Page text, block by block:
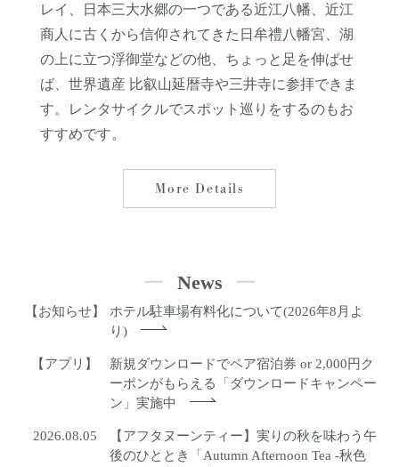
レイ、日本三大水郷の一つである近江八幡、近江
商人に古くから信仰されてきた日牟禮八幡宮、湖
の上に立つ浮御堂などの他、ちょっと足を伸ばせ
ば、世界遺産 比叡山延暦寺や三井寺に参拝できま
す。レンタサイクルでスポット巡りをするのもお
すすめです。
More Details
News
【お知らせ】
ホテル駐車場有料化について(2026年8月よ
り)
【アプリ】
新規ダウンロードでペア宿泊券 or 2,000円ク
ーポンがもらえる「ダウンロードキャンペー
ン」実施中
2026.08.05
【アフタヌーンティー】実りの秋を味わう午
後のひととき「Autumn Afternoon Tea -秋色